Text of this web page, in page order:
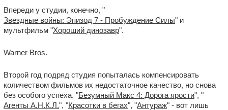
Впереди у студии, конечно, "
Звездные войны: Эпизод 7 - Пробуждение Силы" и
мультфильм "Хороший динозавр".
Warner Bros.
Второй год подряд студия попыталась компенсировать
количеством фильмов их недостаточное качество, но снова
без особого успеха. "Безумный Макс 4: Дорога ярости", "
Агенты А.Н.К.Л.", "Красотки в бегах", "Антураж" - вот лишь